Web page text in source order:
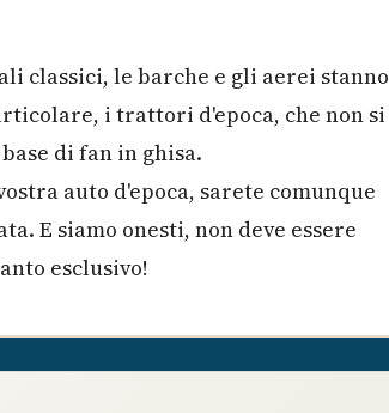
classici, le barche e gli aerei stanno
i trattori d'epoca, che non si
di fan in ghisa.
auto d'epoca, sarete comunque
E siamo onesti, non deve essere
esclusivo!